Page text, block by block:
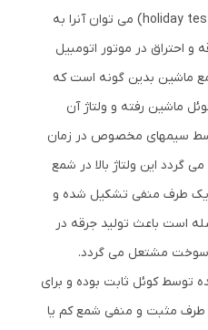
ساده کارکرد دستگاه منفذیاب (holiday test) می توان آنرا به
احتراق در موتور اتومبیل
ماشین بدین گونه است که
ماشین رفته و ولتاژ آن
سیمهای مخصوص در زمان
این ولتاژ بالا در شمع
طرف منفی تشکیل شده و
است باعث تولید جرقه در
سوخت مشتعل می گردد.
توسط کوئل ثابت بوده و برای
مثبت و منفی شمع کم یا